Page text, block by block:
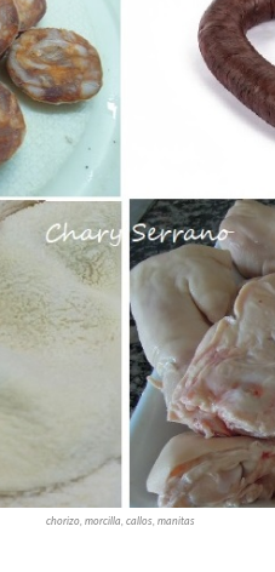
chorizo, morcilla, callos, manitas